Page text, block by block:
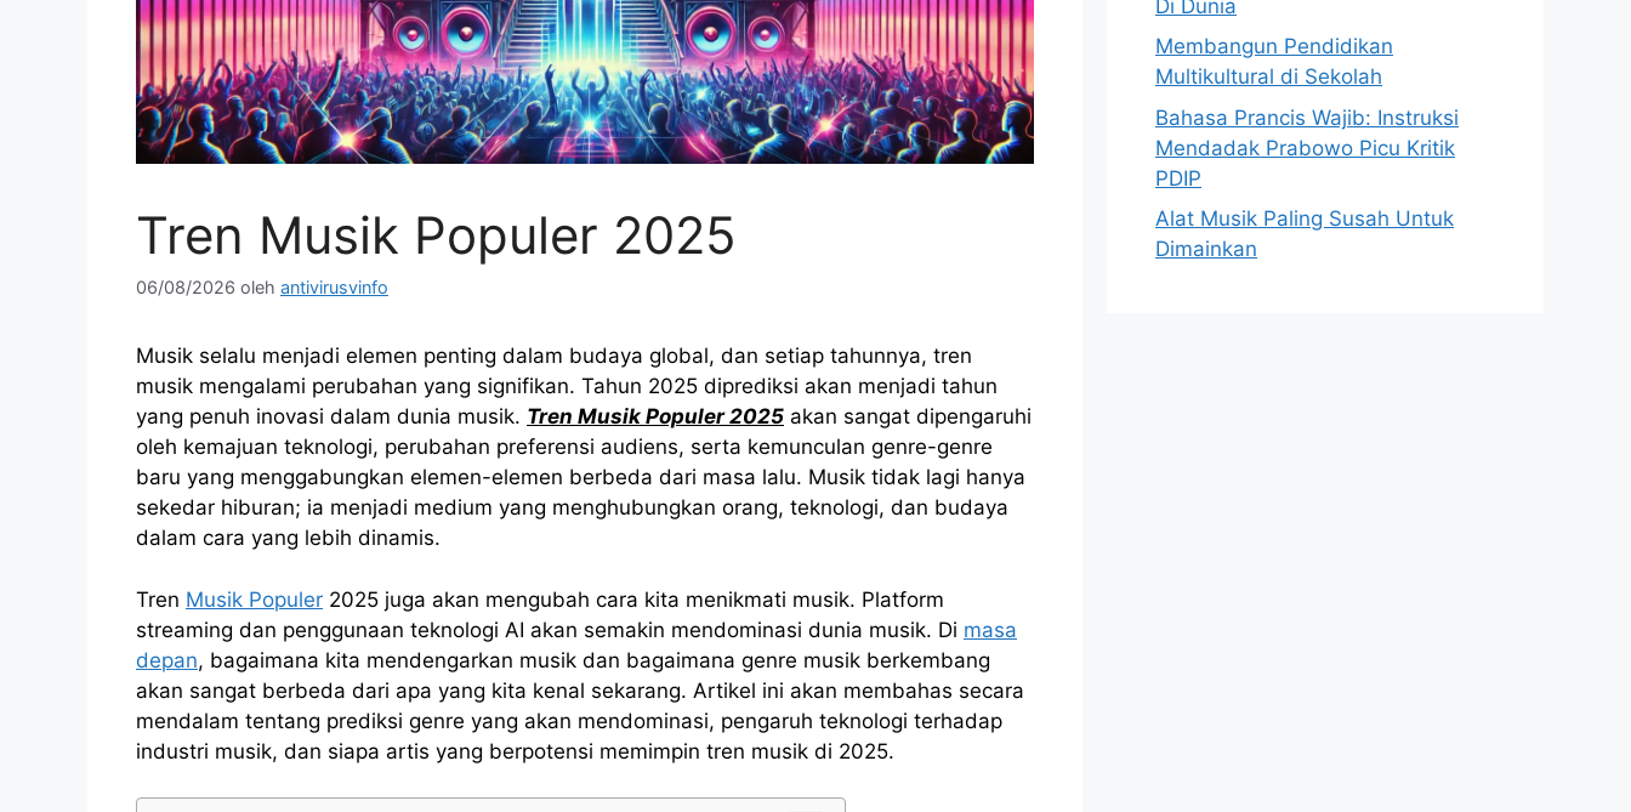
Tren Musik Populer 2025
06/08/2026 oleh antivirusvinfo
Musik selalu menjadi elemen penting dalam budaya global, dan setiap tahunnya, tren
musik mengalami perubahan yang signifikan. Tahun 2025 diprediksi akan menjadi tahun
yang penuh inovasi dalam dunia musik. Tren Musik Populer 2025 akan sangat dipengaruhi
oleh kemajuan teknologi, perubahan preferensi audiens, serta kemunculan genre-genre
baru yang menggabungkan elemen-elemen berbeda dari masa lalu. Musik tidak lagi hanya
sekedar hiburan; ia menjadi medium yang menghubungkan orang, teknologi, dan budaya
dalam cara yang lebih dinamis.
Tren Musik Populer 2025 juga akan mengubah cara kita menikmati musik. Platform
streaming dan penggunaan teknologi AI akan semakin mendominasi dunia musik. Di masa
depan, bagaimana kita mendengarkan musik dan bagaimana genre musik berkembang
akan sangat berbeda dari apa yang kita kenal sekarang. Artikel ini akan membahas secara
mendalam tentang prediksi genre yang akan mendominasi, pengaruh teknologi terhadap
industri musik, dan siapa artis yang berpotensi memimpin tren musik di 2025.
Di Dunia
Membangun Pendidikan
Multikultural di Sekolah
Bahasa Prancis Wajib: Instruksi
Mendadak Prabowo Picu Kritik
PDIP
Alat Musik Paling Susah Untuk
Dimainkan